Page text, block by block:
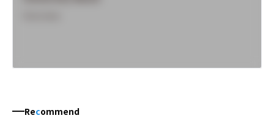
Recommend